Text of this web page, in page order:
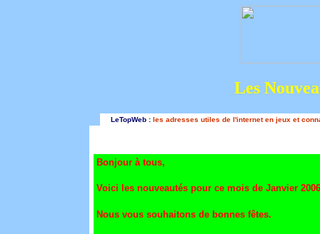
Les
LeTopWeb : les adresses utiles de l'internet en jeux et
Bonjour à tous,
Voici les nouveautés pour ce mois de Janvier
Nous vous souhaitons de bonnes fêtes.